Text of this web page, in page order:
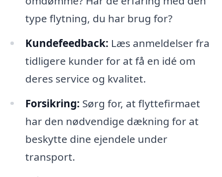
type flytning, du har brug for?
Kundefeedback: Læs anmeldelser fra
tidligere kunder for at få en idé om
deres service og kvalitet.
Forsikring: Sørg for, at flyttefirmaet
har den nødvendige dækning for at
beskytte dine ejendele under
transport.